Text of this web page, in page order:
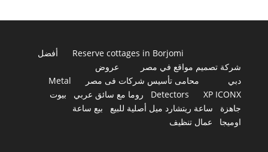
Reserve cottages in Borjomi
أفضل
شركة تصميم مواقع في مصر
عروض
دبي
محامى تأسيس شركات فى مصر
Metal
Detectors
XP ICONX روما مع سائق عربي
بيوت
جاهزة
ساعة ريتشارد ميل أصلية للبيع
بيع ساعة
اوميجا
عمال تنظيف